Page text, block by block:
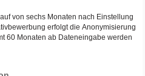
von sechs Monaten nach Einstellung
erfolgt die Anonymisierung
60 Monaten ab Dateneingabe werden